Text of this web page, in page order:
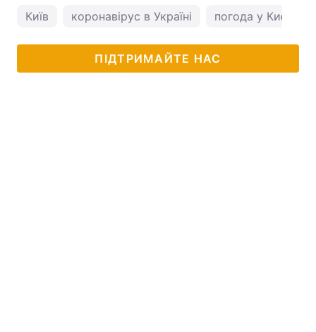
Київ коронавірус в Україні погода у Києві
ПІДТРИМАЙТЕ НАС